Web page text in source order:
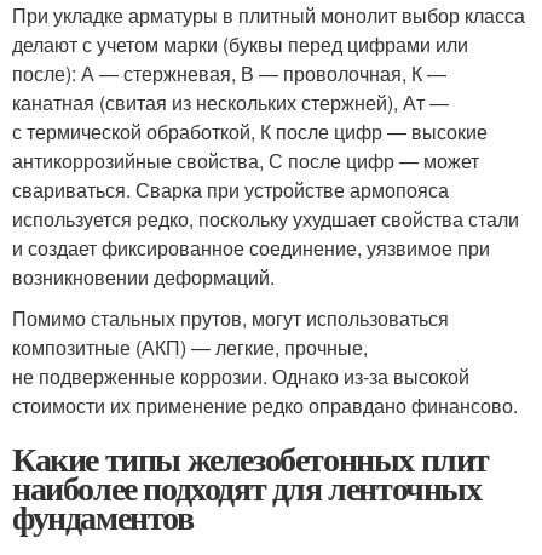
При укладке арматуры в плитный монолит выбор класса
делают с учетом марки (буквы перед цифрами или
после): А — стержневая, В — проволочная, К —
канатная (свитая из нескольких стержней), Ат —
с термической обработкой, К после цифр — высокие
антикоррозийные свойства, С после цифр — может
свариваться. Сварка при устройстве армопояса
используется редко, поскольку ухудшает свойства стали
и создает фиксированное соединение, уязвимое при
возникновении деформаций.
Помимо стальных прутов, могут использоваться
композитные (АКП) — легкие, прочные,
не подверженные коррозии. Однако из-за высокой
стоимости их применение редко оправдано финансово.
Какие типы железобетонных плит
наиболее подходят для ленточных
фундаментов